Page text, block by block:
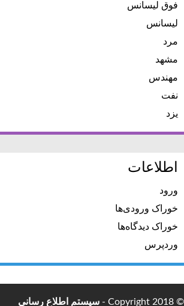
فوق لیسانس
لیسانس
مرد
مشهد
مهندس
نفت
یزد
اطلاعات
ورود
خوراک ورودی‌ها
خوراک دیدگاه‌ها
وردپرس
© Copyright 2018 - سیستم اطلاع رسانی